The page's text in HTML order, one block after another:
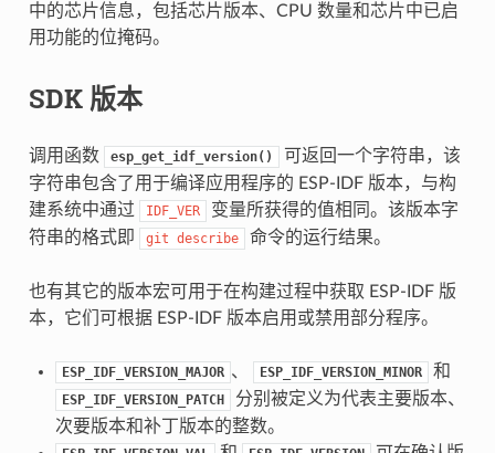
中的芯片信息，包括芯片版本、CPU 数量和芯片中已启
用功能的位掩码。
SDK 版本
调用函数 esp_get_idf_version()
可返回一个字符串，该
字符串包含了用于编译应用程序的 ESP-IDF 版本，与构
建系统中通过
IDF_VER
变量所获得的值相同。该版本字
符串的格式即
git describe 命令的运行结果。
也有其它的版本宏可用于在构建过程中获取 ESP-IDF 版
本，它们可根据 ESP-IDF 版本启用或禁用部分程序。
ESP_IDF_VERSION_MAJOR 、 ESP_IDF_VERSION_MINOR 和
ESP_IDF_VERSION_PATCH
分别被定义为代表主要版本、
次要版本和补丁版本的整数。